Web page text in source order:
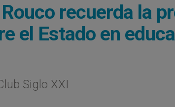
recuerda la
el Estado en
Siglo XXI